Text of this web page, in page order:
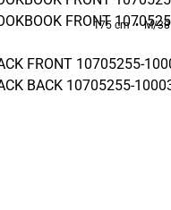
175 cm • M/38